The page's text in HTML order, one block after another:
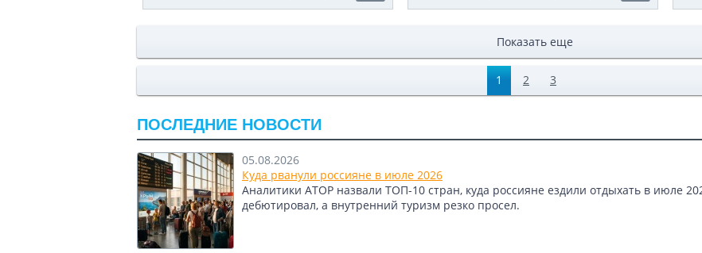
Показать еще
1 2 3
ПОСЛЕДНИЕ НОВОСТИ
05.08.2026
Куда рванули россияне в июле 2026
Аналитики АТОР назвали ТОП-10 стран, куда россияне ездили отдыхать в июле
дебютировал, а внутренний туризм резко просел.